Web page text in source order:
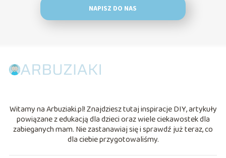
NAPISZ DO NAS
Witamy na Arbuziaki.pl! Znajdziesz tutaj inspiracje DIY, artykuły
powiązane z edukacją dla dzieci oraz wiele ciekawostek dla
zabieganych mam. Nie zastanawiaj się i sprawdź już teraz, co
dla ciebie przygotowaliśmy.